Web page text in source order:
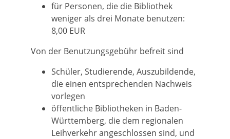
für Personen, die die Bibliothek
weniger als drei Monate benutzen:
8,00 EUR
Von der Benutzungsgebühr befreit sind
Schüler, Studierende, Auszubildende,
die einen entsprechenden Nachweis
vorlegen
öffentliche Bibliotheken in Baden-
Württemberg, die dem regionalen
Leihverkehr angeschlossen sind, und